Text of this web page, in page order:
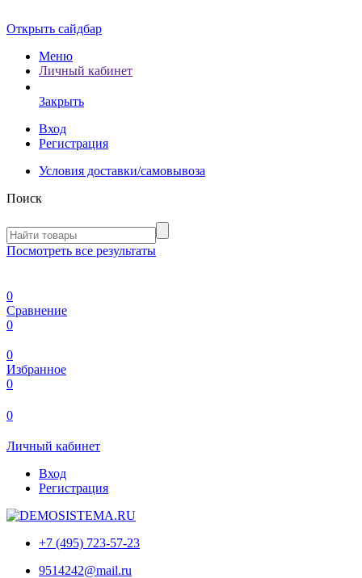
Открыть сайдбар
Меню
Личный кабинет
Закрыть
Вход
Регистрация
Условия доставки/самовывоза
Поиск
Посмотреть все результаты
0
Сравнение
0
0
Избранное
0
0
Личный кабинет
Вход
Регистрация
+7 (495) 723-57-23
9514242@mail.ru